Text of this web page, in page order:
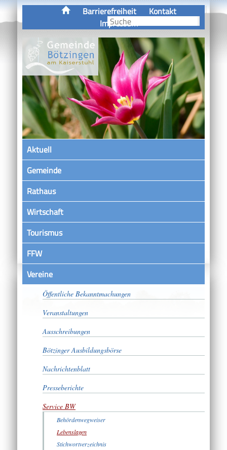
Barrierefreiheit
Kontakt
Impressum
Aktuell
Gemeinde
Rathaus
Wirtschaft
Tourismus
FFW
VereineSatzungen
Öffentliche Bekanntmachungen
Veranstaltungen
Ausschreibungen
Bötzinger Ausbildungsbörse
Nachrichtenblatt
Presseberichte
Service BW
Behördenwegweiser
Lebenslagen
Stichwortverzeichnis